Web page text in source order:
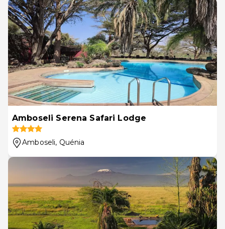
Amboseli Serena Safari Lodge
Amboseli, Quénia